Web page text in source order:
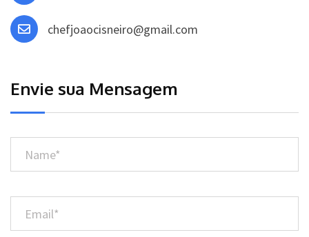
chefjoaocisneiro@gmail.com
Envie sua Mensagem